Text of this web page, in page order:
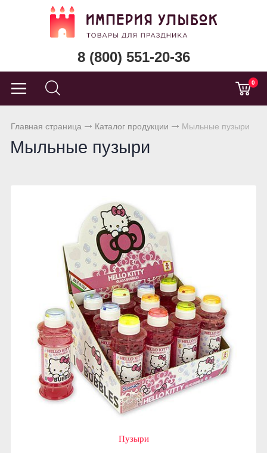
8 (800) 551-20-36
0
Главная страница Каталог продукции Мыльные пузыри
Мыльные пузыри
Пузыри